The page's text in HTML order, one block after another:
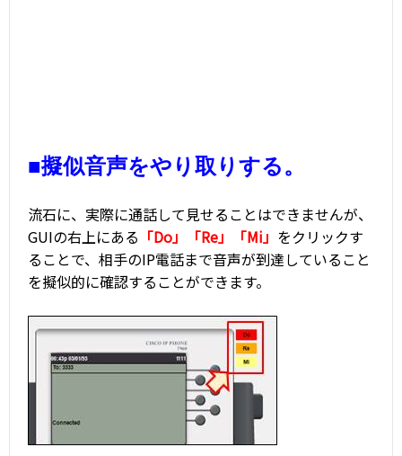
■擬似音声をやり取りする。
流石に、実際に通話して見せることはできませんが、
GUIの右上にある 「Do」「Re」「Mi」 をクリックす
ることで、相手のIP電話まで音声が到達していること
を擬似的に確認することができます。